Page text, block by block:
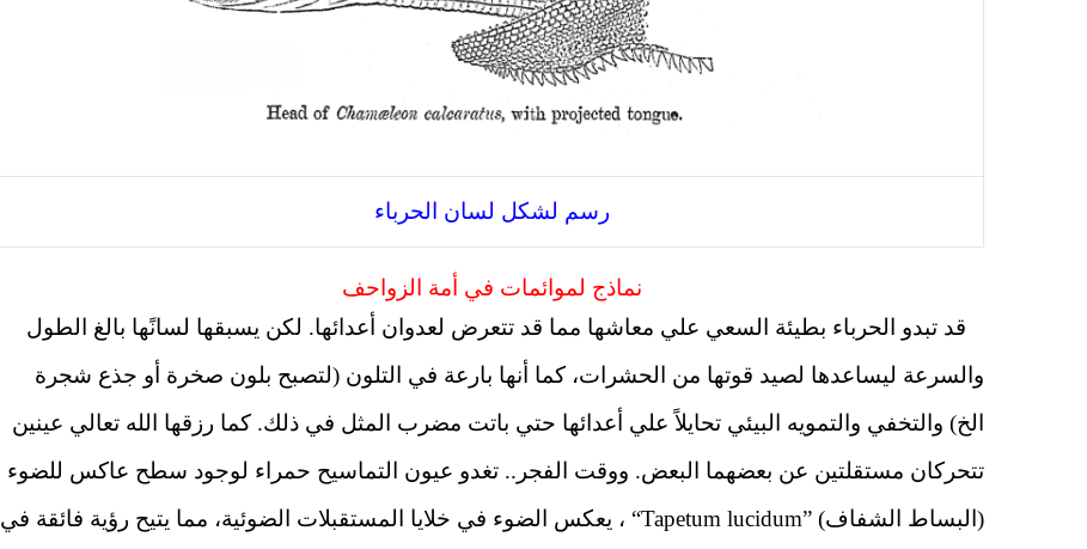
رسم لشكل لسان الحرباء
نماذج لموائمات في أمة الزواحف
قد تبدو الحرباء بطيئة السعي علي معاشها مما قد تتعرض لعدوان أعدائها. لكن يسبقها لسانًها بالغ الطول
والسرعة ليساعدها لصيد قوتها من الحشرات، كما أنها بارعة في التلون (لتصبح بلون صخرة أو جذع شجرة
الخ) والتخفي والتمويه البيئي تحايلاً علي أعدائها حتي باتت مضرب المثل في ذلك. كما رزقها الله تعالي عينين
تتحركان مستقلتين عن بعضهما البعض. ووقت الفجر.. تغدو عيون التماسيح حمراء لوجود سطح عاكس للضوء
(البساط الشفاف) “Tapetum lucidum” ، يعكس الضوء في خلايا المستقبلات الضوئية، مما يتيح رؤية فائقة في